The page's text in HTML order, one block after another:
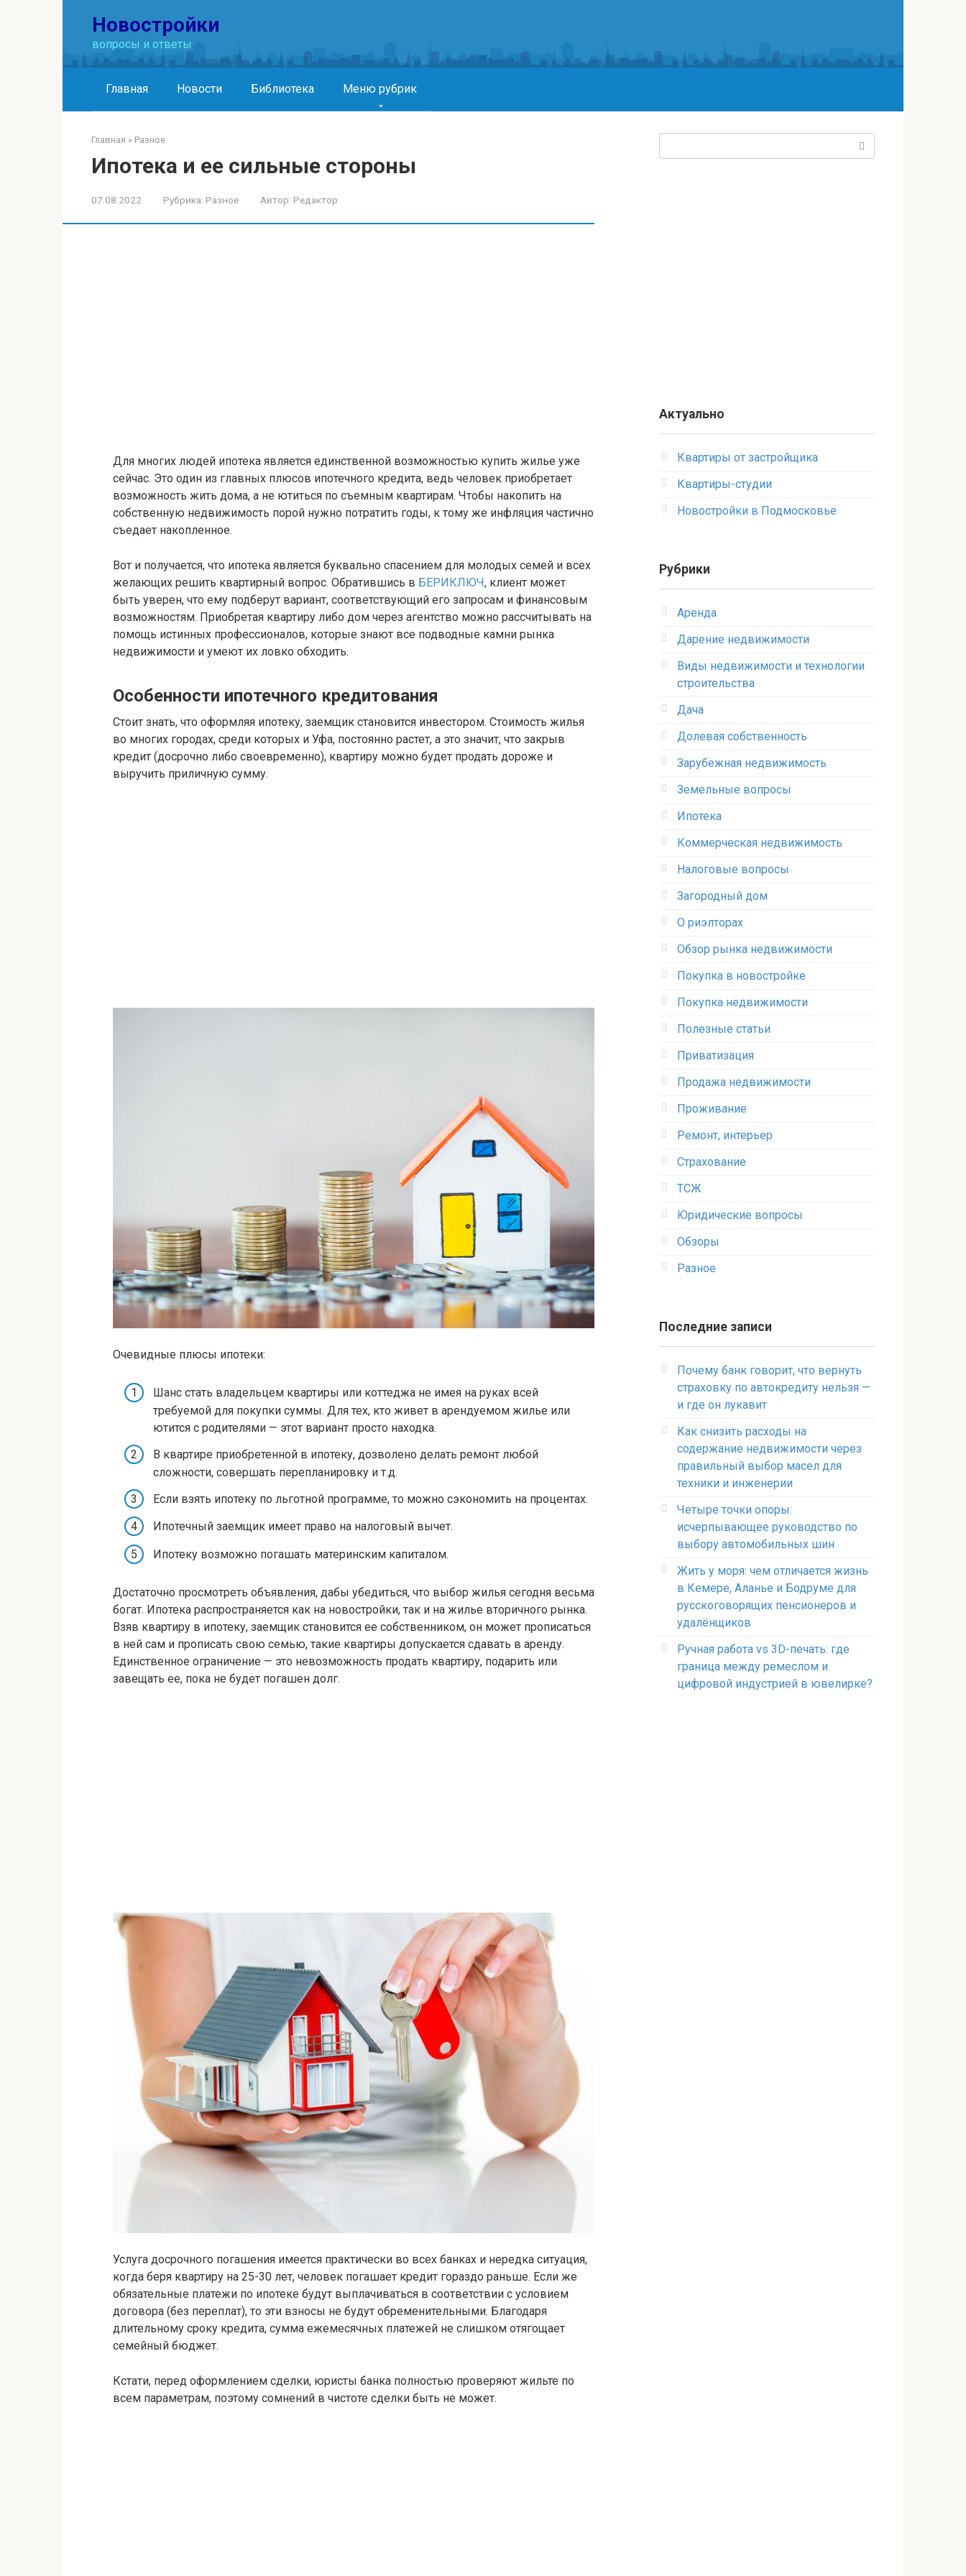
Новостройки
вопросы и ответы
Главная Новости Библиотека Меню рубрик
Главная » Разное
Ипотека и ее сильные стороны
07.08.2022 Рубрика: Разное Автор: Редактор
Для многих людей ипотека является единственной возможностью купить жилье уже
сейчас. Это один из главных плюсов ипотечного кредита, ведь человек приобретает
возможность жить дома, а не ютиться по съемным квартирам. Чтобы накопить на
собственную недвижимость порой нужно потратить годы, к тому же инфляция частично
съедает накопленное.
Вот и получается, что ипотека является буквально спасением для молодых семей и всех
желающих решить квартирный вопрос. Обратившись в БЕРИКЛЮЧ, клиент может
быть уверен, что ему подберут вариант, соответствующий его запросам и финансовым
возможностям. Приобретая квартиру либо дом через агентство можно рассчитывать на
помощь истинных профессионалов, которые знают все подводные камни рынка
недвижимости и умеют их ловко обходить.
Особенности ипотечного кредитования
Стоит знать, что оформляя ипотеку, заемщик становится инвестором. Стоимость жилья
во многих городах, среди которых и Уфа, постоянно растет, а это значит, что закрыв
кредит (досрочно либо своевременно), квартиру можно будет продать дороже и
выручить приличную сумму.
Очевидные плюсы ипотеки:
Шанс стать владельцем квартиры или коттеджа не имея на руках всей
требуемой для покупки суммы. Для тех, кто живет в арендуемом жилье или
ютится с родителями — этот вариант просто находка.
В квартире приобретенной в ипотеку, дозволено делать ремонт любой
сложности, совершать перепланировку и т.д.
Если взять ипотеку по льготной программе, то можно сэкономить на процентах.
Ипотечный заемщик имеет право на налоговый вычет.
Ипотеку возможно погашать материнским капиталом.
Достаточно просмотреть объявления, дабы убедиться, что выбор жилья сегодня весьма
богат. Ипотека распространяется как на новостройки, так и на жилье вторичного рынка.
Взяв квартиру в ипотеку, заемщик становится ее собственником, он может прописаться
в ней сам и прописать свою семью, такие квартиры допускается сдавать в аренду.
Единственное ограничение — это невозможность продать квартиру, подарить или
завещать ее, пока не будет погашен долг.
Услуга досрочного погашения имеется практически во всех банках и нередка ситуация,
когда беря квартиру на 25-30 лет, человек погашает кредит гораздо раньше. Если же
обязательные платежи по ипотеке будут выплачиваться в соответствии с условием
договора (без переплат), то эти взносы не будут обременительными. Благодаря
длительному сроку кредита, сумма ежемесячных платежей не слишком отягощает
семейный бюджет.
Кстати, перед оформлением сделки, юристы банка полностью проверяют жильте по
всем параметрам, поэтому сомнений в чистоте сделки быть не может.
Актуально
Квартиры от застройщика
Квартиры-студии
Новостройки в Подмосковье
Рубрики
Аренда
Дарение недвижимости
Виды недвижимости и технологии
строительства
Дача
Долевая собственность
Зарубежная недвижимость
Земельные вопросы
Ипотека
Коммерческая недвижимость
Налоговые вопросы
Загородный дом
О риэлторах
Обзор рынка недвижимости
Покупка в новостройке
Покупка недвижимости
Полезные статьи
Приватизация
Продажа недвижимости
Проживание
Ремонт, интерьер
Страхование
ТСЖ
Юридические вопросы
Обзоры
Разное
Последние записи
Почему банк говорит, что вернуть
страховку по автокредиту нельзя —
и где он лукавит
Как снизить расходы на
содержание недвижимости через
правильный выбор масел для
техники и инженерии
Четыре точки опоры:
исчерпывающее руководство по
выбору автомобильных шин
Жить у моря: чем отличается жизнь
в Кемере, Аланье и Бодруме для
русскоговорящих пенсионеров и
удалёнщиков
Ручная работа vs 3D-печать: где
граница между ремеслом и
цифровой индустрией в ювелирке?